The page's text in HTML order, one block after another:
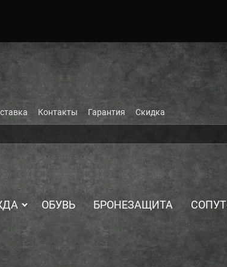
Контакты Гарантия Скидка
ОБУВЬ БРОНЕЗАЩИТА